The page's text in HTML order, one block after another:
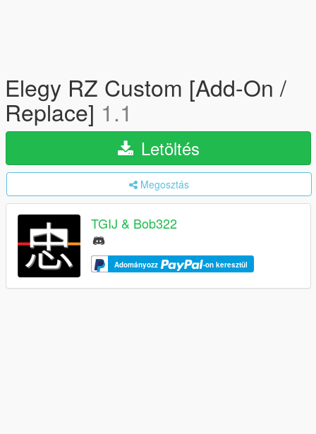
Elegy RZ Custom [Add-On /
Replace] 1.1
Letöltés
Megosztás
TGIJ & Bob322
Adományozz -on keresztül